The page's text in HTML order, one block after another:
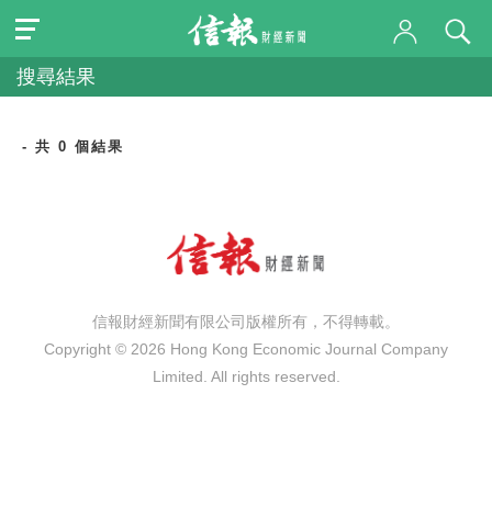
搜尋結果
- 共 0 個結果
信報財經新聞有限公司版權所有，不得轉載。
Copyright © 2026 Hong Kong Economic Journal Company
Limited. All rights reserved.